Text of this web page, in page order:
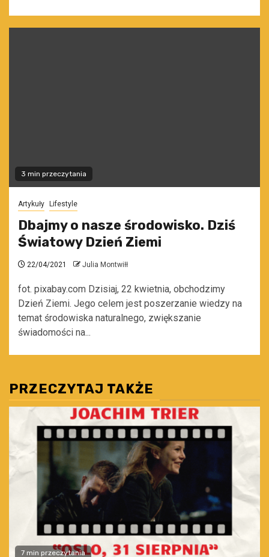
3 min przeczytania
Artykuły Lifestyle
Dbajmy o nasze środowisko. Dziś
Światowy Dzień Ziemi
22/04/2021 Julia Montwiłł
fot. pixabay.com Dzisiaj, 22 kwietnia, obchodzimy
Dzień Ziemi. Jego celem jest poszerzanie wiedzy na
temat środowiska naturalnego, zwiększanie
świadomości na...
PRZECZYTAJ TAKŻE
7 min przeczytania